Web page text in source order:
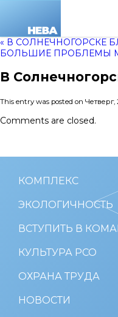
« В СОЛНЕЧНОГОРСКЕ
БОЛЬШИЕ ПРОБЛЕМЫ
В
This entry was posted on
Comments are closed.
КОМПЛЕКС
ЭКОЛОГИЧНОСТЬ
ВСТУПИТЬ В
КУЛЬТУРА РСО
ОХРАНА ТРУДА
НОВОСТИ